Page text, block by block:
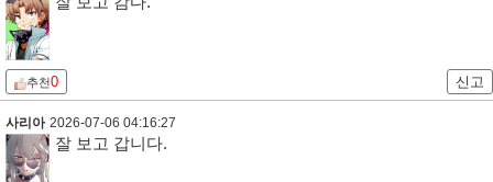
추천0 신고
사리아 2026-07-06 04:16:27
잘 보고 갑니다.